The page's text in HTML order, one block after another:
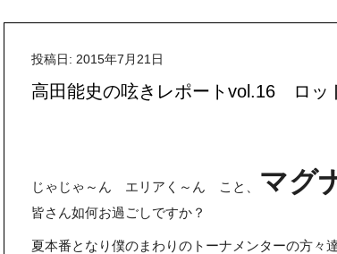
投稿日: 2015年7月21日
高田能史の呟きレポートvol.16 ロッ
じゃじゃ～ん エリアく～ん こと、 マグ
皆さん如何お過ごしですか？
夏本番となり僕のまわりのトーナメンターの方々